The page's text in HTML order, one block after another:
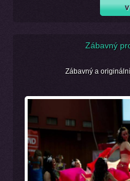
Zábavný
Zábavný a